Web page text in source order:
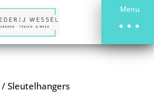
Menu
Sleutelhangers